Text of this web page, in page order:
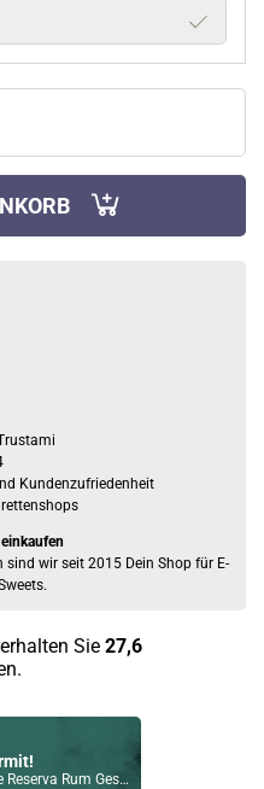
Kundenzufriedenheit
wir seit 2015 Dein Shop für E-
Sie 27,6
41,3% Vol. 700ml